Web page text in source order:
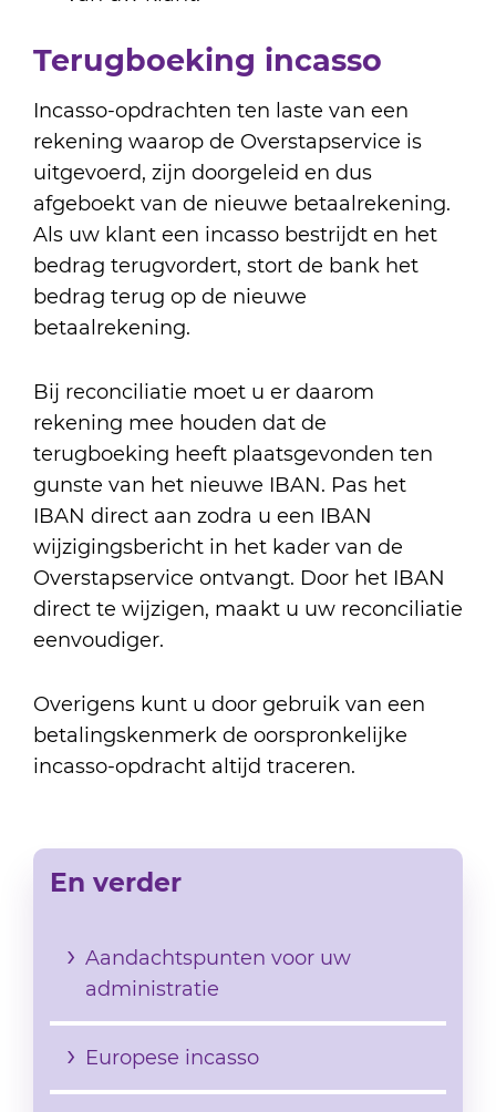
Terugboeking incasso
Incasso-opdrachten ten laste van een
rekening waarop de Overstapservice is
uitgevoerd, zijn doorgeleid en dus
afgeboekt van de nieuwe betaalrekening.
Als uw klant een incasso bestrijdt en het
bedrag terugvordert, stort de bank het
bedrag terug op de nieuwe
betaalrekening.
Bij reconciliatie moet u er daarom
rekening mee houden dat de
terugboeking heeft plaatsgevonden ten
gunste van het nieuwe IBAN. Pas het
IBAN direct aan zodra u een IBAN
wijzigingsbericht in het kader van de
Overstapservice ontvangt. Door het IBAN
direct te wijzigen, maakt u uw reconciliatie
eenvoudiger.
Overigens kunt u door gebruik van een
betalingskenmerk de oorspronkelijke
incasso-opdracht altijd traceren.
En verder
Aandachtspunten voor uw
administratie
Europese incasso